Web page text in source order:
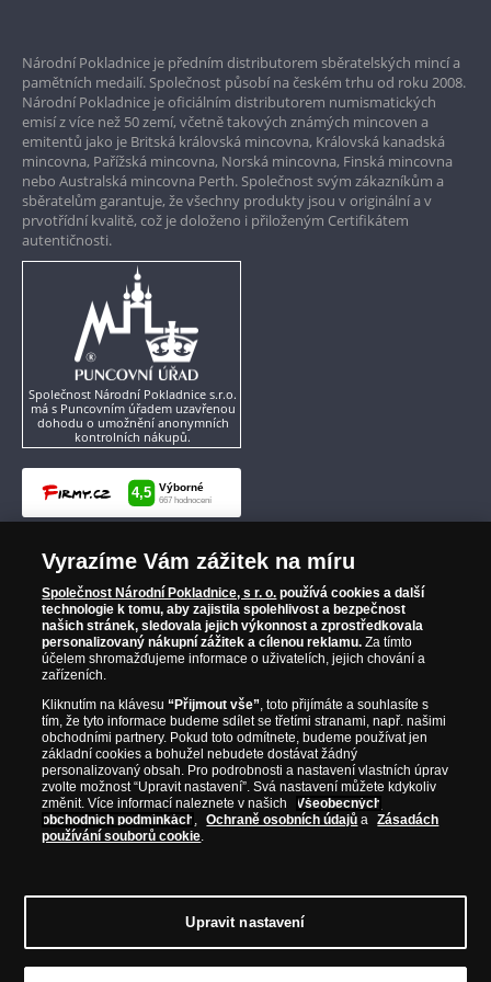
Garance nejvyšší kvality
Pouze originální produkty
Národní Pokladnice je předním distributorem sběratelských mincí a
pamětních medailí. Společnost působí na českém trhu od roku 2008.
Národní Pokladnice je oficiálním distributorem numismatických
emisí z více než 50 zemí, včetně takových známých mincoven a
emitentů jako je Britská královská mincovna, Královská kanadská
mincovna, Pařížská mincovna, Norská mincovna, Finská mincovna
nebo Australská mincovna Perth. Společnost svým zákazníkům a
sběratelům garantuje, že všechny produkty jsou v originální a v
prvotřídní kvalitě, což je doloženo i přiloženým Certifikátem
autentičnosti.
Společnost Národní Pokladnice s.r.o.
má s Puncovním úřadem uzavřenou
dohodu o umožnění anonymních
kontrolních nákupů.
Vyrazíme Vám zážitek na míru
Společnost Národní Pokladnice, s r. o. používá cookies a další
technologie k tomu, aby zajistila spolehlivost a bezpečnost
našich stránek, sledovala jejich výkonnost a zprostředkovala
personalizovaný nákupní zážitek a cílenou reklamu. Za tímto
účelem shromažďujeme informace o uživatelích, jejich chování a
zařízeních.
Kliknutím na klávesu“Přijmout vše”, toto přijímáte a souhlasíte s
tím, že tyto informace budeme sdílet se třetími stranami, např. našimi
obchodními partnery. Pokud toto odmítnete, budeme používat jen
základní cookies a bohužel nebudete dostávat žádný
personalizovaný obsah. Pro podrobnosti a nastavení vlastních úprav
zvolte možnost “Upravit nastavení”. Svá nastavení můžete kdykoliv
změnit. Více informací naleznete v našich
Všeobecných
obchodních podmínkách , Ochraně osobních údajů a
Zásadách
používání souborů cookie.
Upravit nastavení